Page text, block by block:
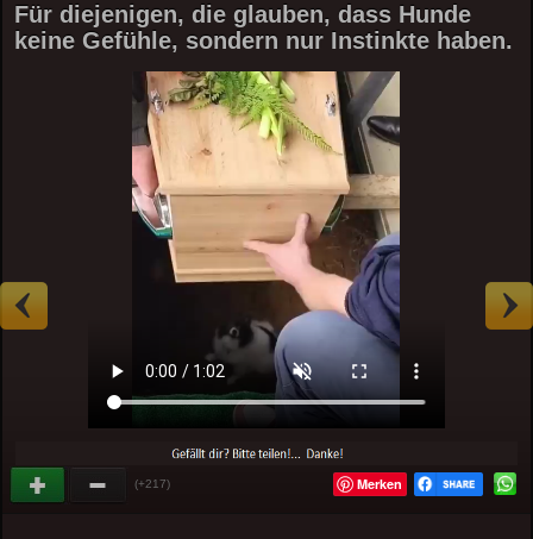
Für diejenigen, die glauben, dass Hunde
keine Gefühle, sondern nur Instinkte haben.
(+217) Merken